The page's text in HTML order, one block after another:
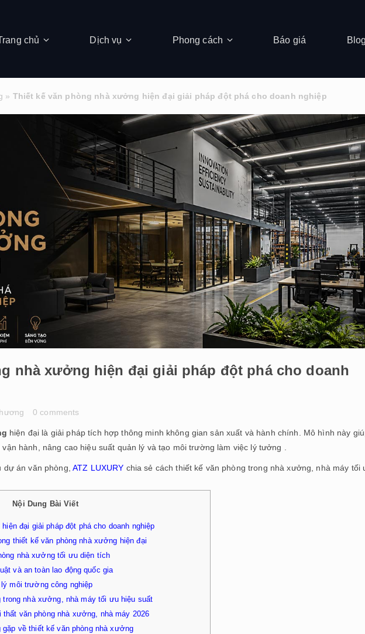
chủ Dịch vụ Phong cách Báo giá
» Thiết kế văn phòng nhà xưởng hiện đại giải pháp đột phá cho doanh nghiệp
nhà xưởng hiện đại giải pháp đột phá cho doanh
0 comments
hiện đại là giải pháp tích hợp thông minh không gian sản xuất và hành chính. Mô hình này
hành, nâng cao hiệu suất quản lý và tạo môi trường làm việc lý tưởng .
dự án văn phòng,ATZ LUXURY chia sẻ cách thiết kế văn phòng trong nhà xưởng, nhà máy tối
Nội Dung Bài Viết
đại giải pháp đột phá cho doanh nghiệp
thiết kế văn phòng nhà xưởng hiện đại
nhà xưởng tối ưu diện tích
và an toàn lao động quốc gia
môi trường công nghiệp
trong nhà xưởng, nhà máy tối ưu hiệu suất
văn phòng nhà xưởng, nhà máy 2026
về thiết kế văn phòng nhà xưởng